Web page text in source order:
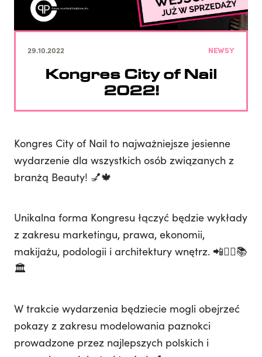
29.10.2022 NEWSY
Kongres City of Nail
2022!
Kongres City of Nail to najważniejsze jesienne
wydarzenie dla wszystkich osób związanych z
branżą Beauty! 💅🍁
Unikalna forma Kongresu łączyć będzie wykłady
z zakresu marketingu, prawa, ekonomii,
makijażu, podologii i architektury wnętrz. 📲🧑‍⚖️📚
🏛
W trakcie wydarzenia będziecie mogli obejrzeć
pokazy z zakresu modelowania paznokci
prowadzone przez najlepszych polskich i